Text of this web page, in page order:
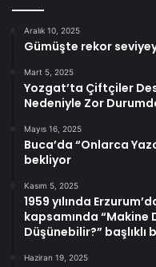
Aralık 10, 2025
Gümüşte rekor
Mart 5, 2025
Yozgat’ta Çiftçiler
Nedeniyle Zor
Mayıs 16, 2025
Buca’da “Onlarca
bekliyor
Kasım 5, 2025
1959 yılında
kapsamında “Makine
Düşünebilir?”
Haziran 19, 2025